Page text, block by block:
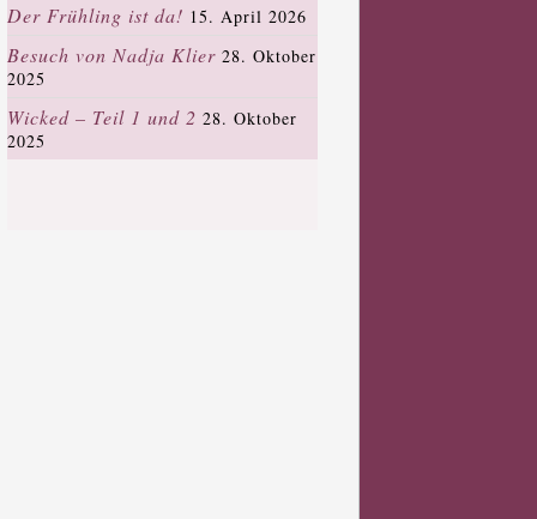
Der Frühling ist da! 15. April 2026
Besuch von Nadja Klier 28. Oktober
2025
Wicked – Teil 1 und 2 28. Oktober
2025